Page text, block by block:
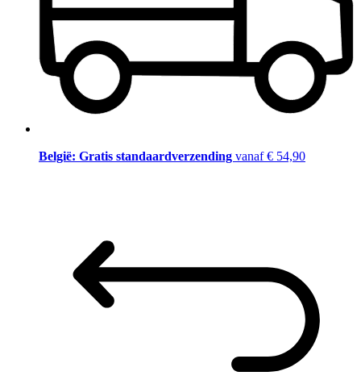
België: Gratis standaardverzending vanaf € 54,90